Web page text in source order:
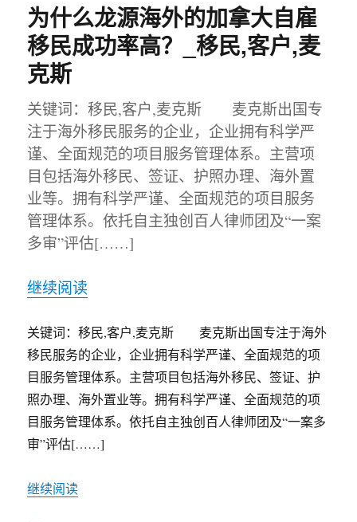
为什么龙源海外的加拿大自雇
移民成功率高？_移民,客户,麦
克斯
关键词：移民,客户,麦克斯 麦克斯出国专
注于海外移民服务的企业，企业拥有科学严
谨、全面规范的项目服务管理体系。主营项
目包括海外移民、签证、护照办理、海外置
业等。拥有科学严谨、全面规范的项目服务
管理体系。依托自主独创百人律师团及“一案
多审”评估[……]
继续阅读
关键词：移民,客户,麦克斯 麦克斯出国专注于海外
移民服务的企业，企业拥有科学严谨、全面规范的项
目服务管理体系。主营项目包括海外移民、签证、护
照办理、海外置业等。拥有科学严谨、全面规范的项
目服务管理体系。依托自主独创百人律师团及“一案多
审”评估[……]
继续阅读